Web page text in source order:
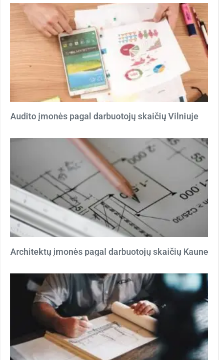
Audito įmonės pagal darbuotojų skaičių Vilniuje
Architektų įmonės pagal darbuotojų skaičių Kaune